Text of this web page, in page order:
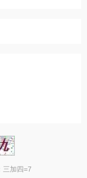
三加四=7